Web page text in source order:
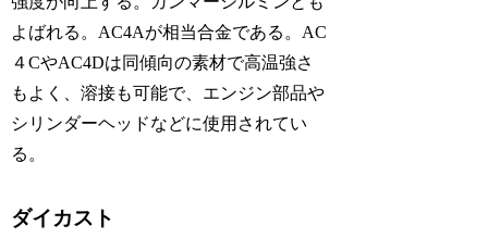
よばれる。AC4Aが相当合金である。AC
４CやAC4Dは同傾向の素材で高温強さ
もよく、溶接も可能で、エンジン部品や
シリンダーヘッドなどに使用されてい
る。
ダイカスト